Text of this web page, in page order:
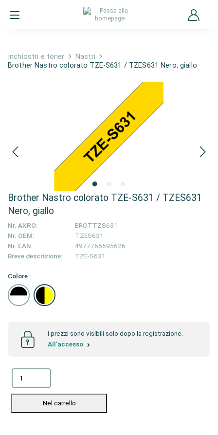
Inchiostri e toner
Nastri
Brother Nastro colorato TZE-S631 / TZES631 Nero, giallo
Brother Nastro colorato TZE-S631 / TZES631
Nero, giallo
Nr. AXRO:
BROTTZS631
Nr. OEM:
TZES631
Nr. EAN:
4977766695626
Breve descrizione:
TZE-S631
Colore :
I prezzi sono visibili solo dopo la registrazione.
All'accesso
Nel carrello